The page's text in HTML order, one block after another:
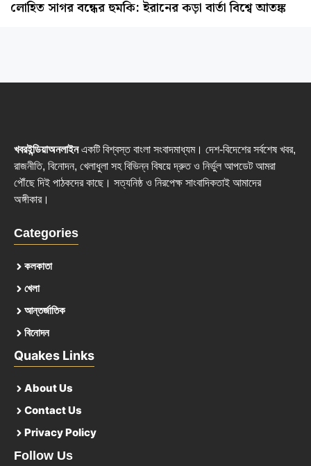
লোহিত সাগর বন্ধের হুমকি: ইরানের কড়া বার্তা বিশ্বে আতঙ্ক
খবরইন্ডিয়াঅনলাইনএকটি বিশ্বস্ত বাংলা সংবাদমাধ্যম। দেশ-বিদেশের সর্বশেষ খবর,
রাজনীতি, বিনোদন, খেলাধুলা সহ বিভিন্ন বিষয়ে দ্রুত ও নির্ভুল আপডেট আমরা
পৌঁছে দিই পাঠকদের কাছে। সত্যনিষ্ঠ ও নিরপেক্ষ সাংবাদিকতাই আমাদের
অঙ্গীকার।
Categories
কলকাতা
খেলা
আন্তর্জাতিক
বিনোদন
Quakes Links
About Us
Contact Us
Privacy Policy
Follow Us